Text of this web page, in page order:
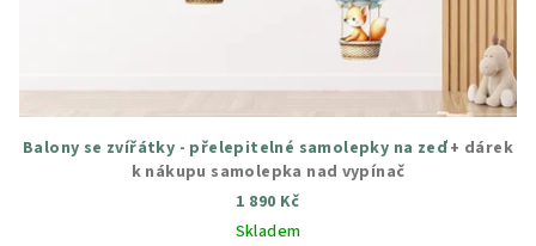
Balony se zvířátky - přelepitelné samolepky na zeď+ dárek
k nákupu samolepka nad vypínač
1 890 Kč
Skladem